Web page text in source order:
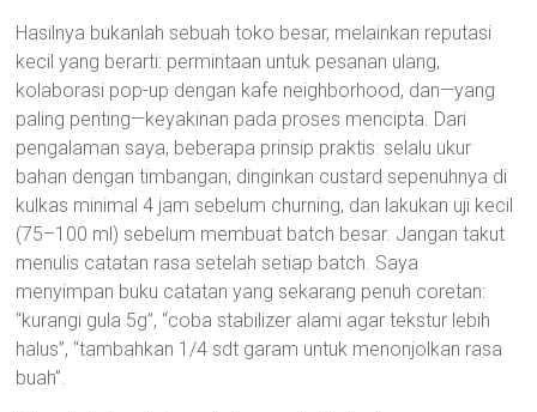
Hasilnya bukanlah sebuah toko besar, melainkan reputasi
kecil yang berarti: permintaan untuk pesanan ulang,
kolaborasi pop-up dengan kafe neighborhood, dan—yang
paling penting—keyakinan pada proses mencipta. Dari
pengalaman saya, beberapa prinsip praktis: selalu ukur
bahan dengan timbangan, dinginkan custard sepenuhnya di
kulkas minimal 4 jam sebelum churning, dan lakukan uji kecil
(75–100 ml) sebelum membuat batch besar. Jangan takut
menulis catatan rasa setelah setiap batch. Saya
menyimpan buku catatan yang sekarang penuh coretan:
“kurangi gula 5g”, “coba stabilizer alami agar tekstur lebih
halus”, “tambahkan 1/4 sdt garam untuk menonjolkan rasa
buah”.